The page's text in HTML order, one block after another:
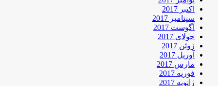
اکتبر 2017
سپتامبر 2017
آگوست 2017
جولای 2017
ژوئن 2017
آوریل 2017
مارس 2017
فوریه 2017
ژانویه 2017